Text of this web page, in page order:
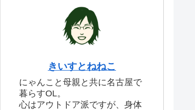
きいすとねねこ
にゃんこと母親と共に名古屋で
暮らすOL。
心はアウトドア派ですが、身体